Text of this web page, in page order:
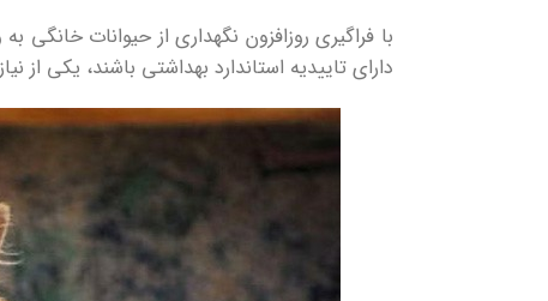
با فراگیری روزافزون نگهداری از حیوانات
دارای تاییدیه استاندارد بهداشتی باشند، یکی